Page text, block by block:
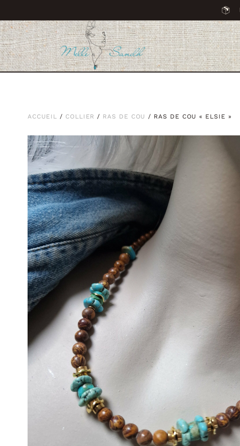
ACCUEIL / COLLIER / RAS DE COU / RAS DE COU « ELSIE »